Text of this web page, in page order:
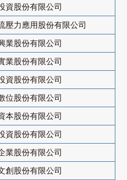
資股份有限公司
壓力應用股份有限公司
業股份有限公司
業股份有限公司
資股份有限公司
位股份有限公司
本股份有限公司
資股份有限公司
業股份有限公司
創股份有限公司